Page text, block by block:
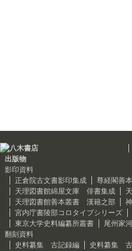
出版物
影印資料
正倉院古文書影印集成
尊経閣善
天理図書館綿屋文庫 俳書集成
天理図書館善本叢書 漢籍之部
宮内庁書陵部コロタイプシリーズ
東京大学史料編纂所叢書
尾州家
翻刻資料
史料纂集 古記録編
史料纂集